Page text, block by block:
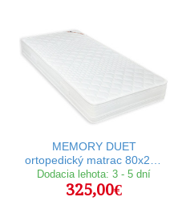
MEMORY DUET
ortopedický matrac 80x200
cm
Dodacia lehota: 3 - 5 dní
325,00€